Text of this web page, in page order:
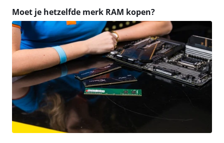
Moet je hetzelfde merk RAM kopen?